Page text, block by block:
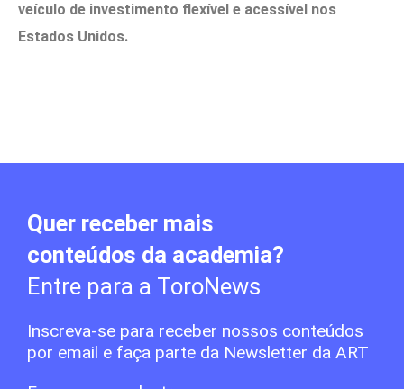
veículo de investimento flexível e acessível nos
Estados Unidos.
Quer receber mais
conteúdos da academia?
Entre para a ToroNews
Inscreva-se para receber nossos conteúdos
por email e faça parte da Newsletter da ART